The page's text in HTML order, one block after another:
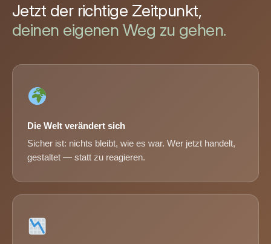
Jetzt der richtige Zeitpunkt,
deinen eigenen Weg zu gehen.
Die Welt verändert sich
Sicher ist: nichts bleibt, wie es war. Wer jetzt handelt,
gestaltet — statt zu reagieren.